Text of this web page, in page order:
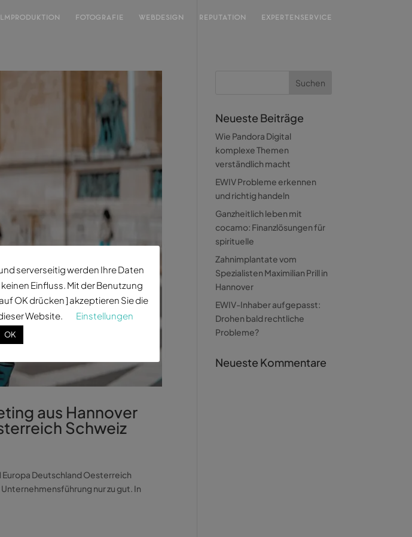
FOTOGRAFIE WEBDESIGN REPUTATION EXPERTENSERVICE
aus Hannover
Schweiz
Deutschland Oesterreich
nur zu gut. In
Neueste Beiträge
Wie Pandora Digital
komplexe Themen
verständlich macht
EWIV Probleme erkennen
und richtig handeln
Ganzheitlich leben mit
cocamo: Finanzlösungen für
spirituelle
Zahnimplantate vom
Spezialisten Maximilian Prill in
Hannover
EWIV-Inhaber aufgepasst:
Drohen bald rechtliche
Probleme?
Neueste Kommentare
serverseitig werden Ihre Daten
Einfluss. Mit der Benutzung
OK drücken ] akzeptieren Sie die
Website.
Einstellungen
OK